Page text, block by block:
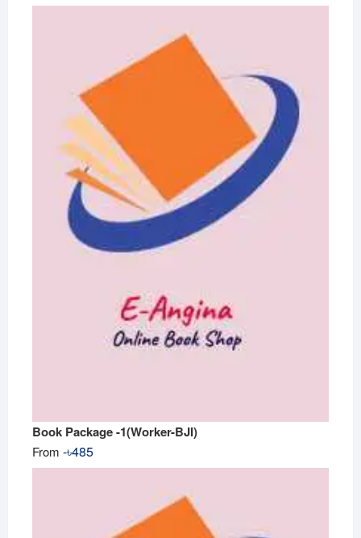
Book Package -1(Worker-BJI)
From -৳485